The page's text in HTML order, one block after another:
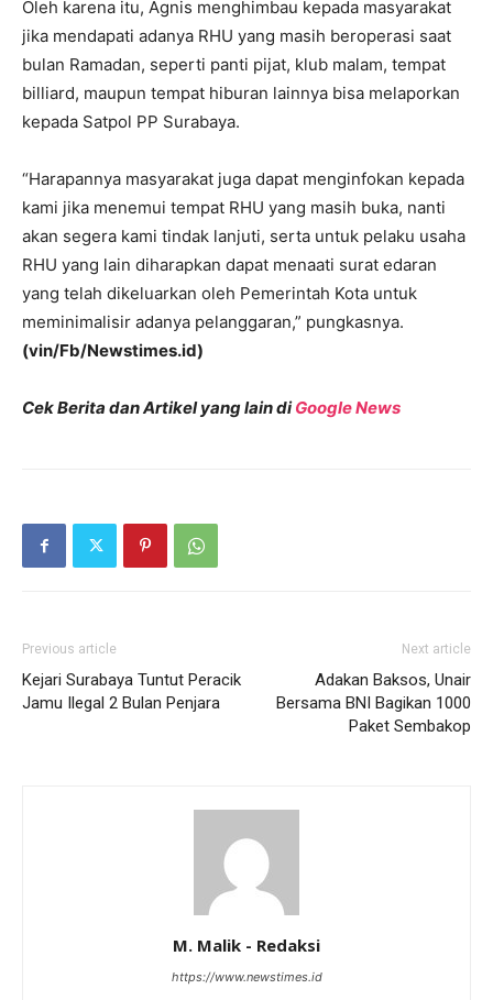
Oleh karena itu, Agnis menghimbau kepada masyarakat
jika mendapati adanya RHU yang masih beroperasi saat
bulan Ramadan, seperti panti pijat, klub malam, tempat
billiard, maupun tempat hiburan lainnya bisa melaporkan
kepada Satpol PP Surabaya.
“Harapannya masyarakat juga dapat menginfokan kepada
kami jika menemui tempat RHU yang masih buka, nanti
akan segera kami tindak lanjuti, serta untuk pelaku usaha
RHU yang lain diharapkan dapat menaati surat edaran
yang telah dikeluarkan oleh Pemerintah Kota untuk
meminimalisir adanya pelanggaran,” pungkasnya.
(vin/Fb/Newstimes.id)
Cek Berita dan Artikel yang lain diGoogle News
Previous article
Kejari Surabaya Tuntut Peracik
Jamu Ilegal 2 Bulan Penjara
Next article
Adakan Baksos, Unair
Bersama BNI Bagikan 1000
Paket Sembakop
M. Malik - Redaksi
https://www.newstimes.id